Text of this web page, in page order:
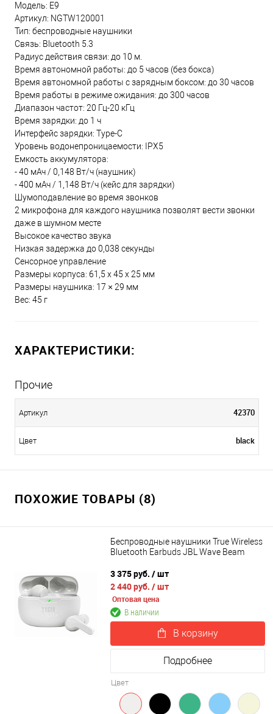
Модель: E9
Артикул: NGTW120001
Тип: беспроводные наушники
Связь: Bluetooth 5.3
Радиус действия связи: до 10 м.
Время автономной работы: до 5 часов (без бокса)
Время автономной работы с зарядным боксом: до 30 часов
Время работы в режиме ожидания: до 300 часов
Диапазон частот: 20 Гц-20 кГц
Время зарядки: до 1 ч
Интерфейс зарядки: Type-C
Уровень водонепроницаемости: IPX5
Емкость аккумулятора:
- 40 мАч / 0,148 Вт/ч (наушник)
- 400 мАч / 1,148 Вт/ч (кейс для зарядки)
Шумоподавление во время звонков
2 микрофона для каждого наушника позволят вести звонки
даже в шумном месте
Высокое качество звука
Низкая задержка до 0,038 секунды
Сенсорное управление
Размеры корпуса: 61,5 х 45 х 25 мм
Размеры наушника: 17 × 29 мм
Вес: 45 г
ХАРАКТЕРИСТИКИ:
Прочие
Артикул 42370
Цвет black
ПОХОЖИЕ ТОВАРЫ (8)
Беспроводные наушники True Wireless
Bluetooth Earbuds JBL Wave Beam
3 375 руб. / шт
2 440 руб. / шт
Оптовая цена
В наличии
В корзину
Подробнее
Цвет